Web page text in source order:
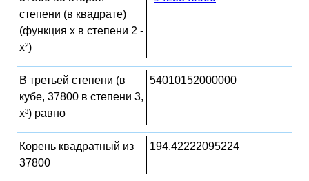
степени (в квадрате)
(функция x в степени 2 -
x²)
В третьей степени (в
кубе, 37800 в степени 3,
x³) равно
54010152000000
Корень квадратный из
37800
194.42222095224